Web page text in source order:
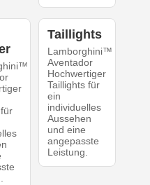
Taillights
Lamborghini™
Aventador
Hochwertiger
Taillights für
ein
individuelles
Aussehen
und eine
angepasste
Leistung.